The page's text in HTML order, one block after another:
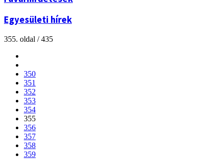
Egyesületi hírek
355. oldal / 435
350
351
352
353
354
355
356
357
358
359